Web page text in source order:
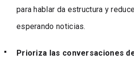
para hablar da estructura y
esperando noticias.
Prioriza las conversaciones